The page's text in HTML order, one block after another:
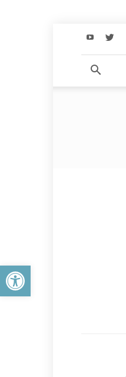
פתח